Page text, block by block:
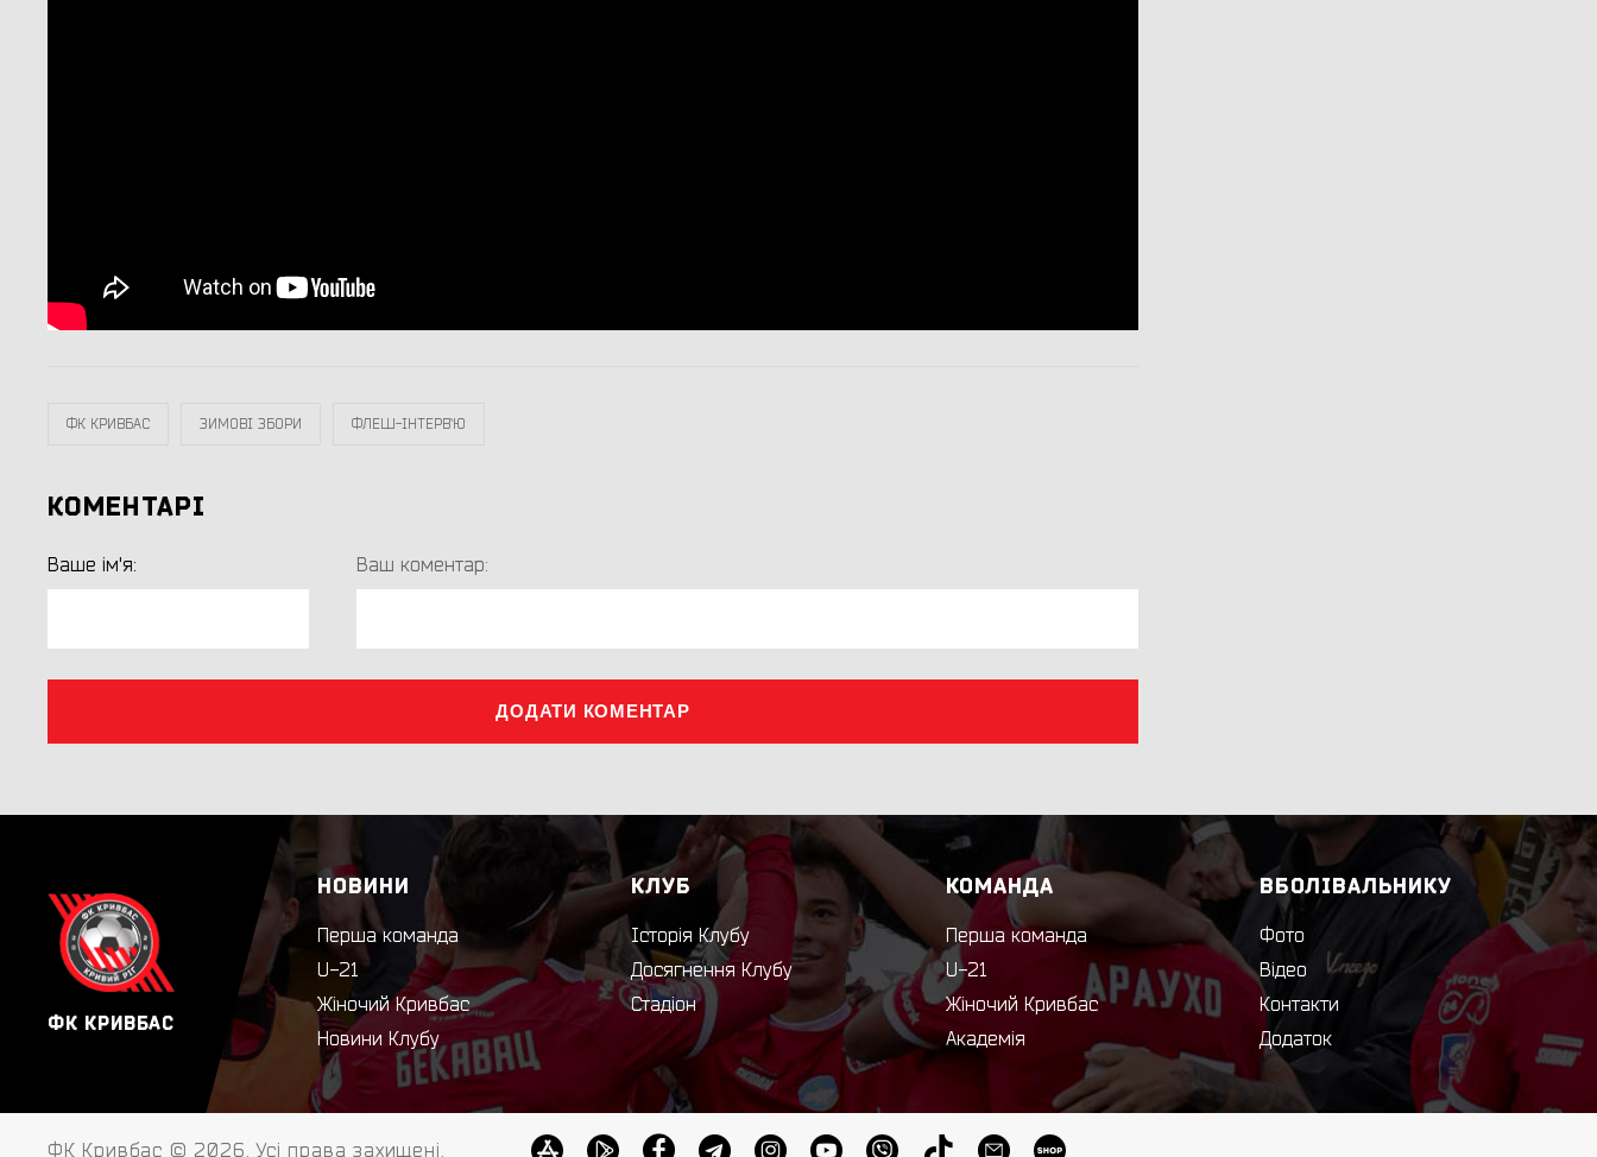
ФК КРИВБАС ЗИМОВІ ЗБОРИ ФЛЕШ-ІНТЕРВ`Ю
КОМЕНТАРІ
Ваше ім'я: Ваш коментар:
ДОДАТИ КОМЕНТАР
ФК КРИВБАС
НОВИНИ
Перша команда
U-21
Жіночий Кривбас
Новини Клубу
КЛУБ
Історія Клубу
Досягнення Клубу
Стадіон
КОМАНДА
Перша команда
U-21
Жіночий Кривбас
Академія
ВБОЛІВАЛЬНИКУ
Фото
Відео
Контакти
Додаток
ФК Кривбас © 2026. Усі права захищені.